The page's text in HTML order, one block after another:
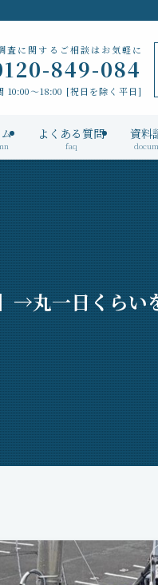
査に関するご相談はお気軽に
849-084
10:00～18:00 [祝日を除く平日]
よくある質問
faq
資料
→丸一日くらい